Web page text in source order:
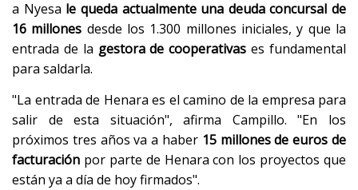
a Nyesa le queda actualmente una deuda concursal de
16 millones desde los 1.300 millones iniciales, y que la
entrada de la gestora de cooperativas es fundamental
para saldarla.
"La entrada de Henara es el camino de la empresa para
salir de esta situación", afirma Campillo. "En los
próximos tres años va a haber 15 millones de euros de
facturación por parte de Henara con los proyectos que
están ya a día de hoy firmados".